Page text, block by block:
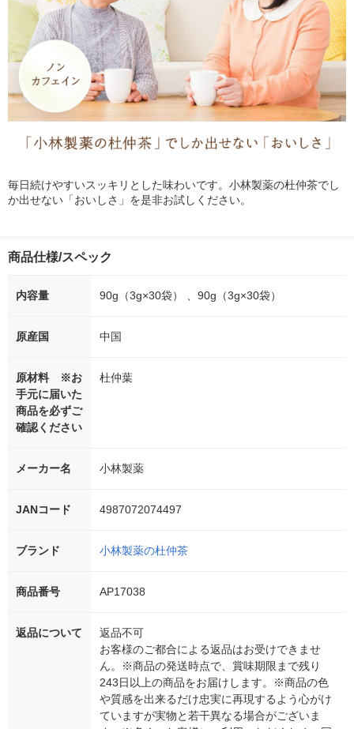
毎日続けやすいスッキリとした味わいです。小林製薬の杜仲茶でし
か出せない「おいしさ」を是非お試しください。
商品仕様/スペック
内容量 90g（3g×30袋） 、90g（3g×30袋）
原産国 中国
原材料 ※お
手元に届いた
商品を必ずご
確認ください
杜仲葉
メーカー名 小林製薬
JANコード 4987072074497
ブランド 小林製薬の杜仲茶
商品番号 AP17038
返品について
返品不可
お客様のご都合による返品はお受けできませ
ん。※商品の発送時点で、賞味期限まで残り
243日以上の商品をお届けします。※商品の色
や質感を出来るだけ忠実に再現するよう心がけ
ていますが実物と若干異なる場合がございま